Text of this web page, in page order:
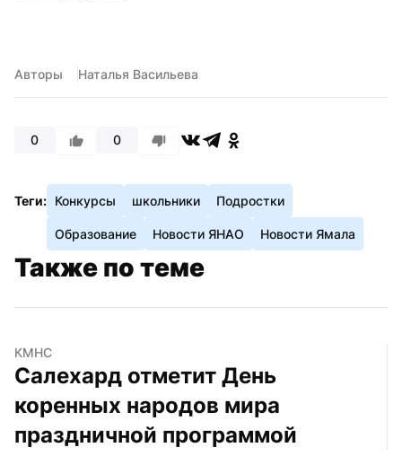
Авторы Наталья Васильева
0 0
Теги: Конкурсы школьники Подростки
Образование Новости ЯНАО Новости Ямала
Также по теме
КМНС
Салехард отметит День
коренных народов мира
праздничной программой